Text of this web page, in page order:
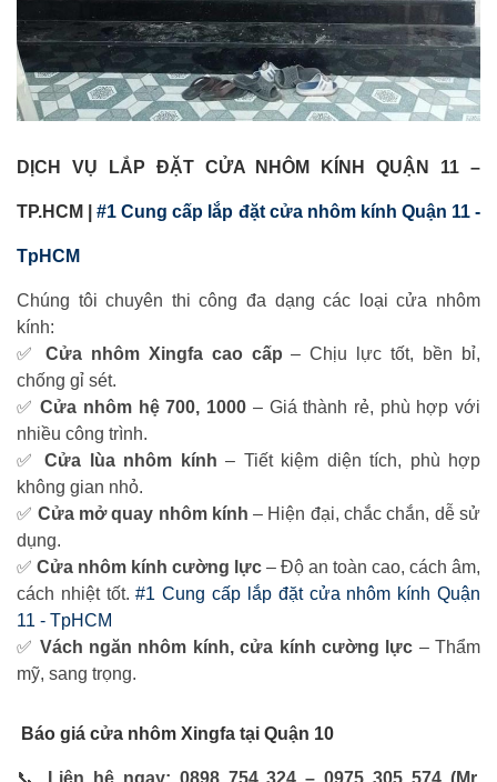
DỊCH VỤ LẮP ĐẶT CỬA NHÔM KÍNH QUẬN 11 –
TP.HCM |#1 Cung cấp lắp đặt cửa nhôm kính Quận 11 -
TpHCM
Chúng tôi chuyên thi công đa dạng các loại cửa nhôm
kính:
✅ Cửa nhôm Xingfa cao cấp – Chịu lực tốt, bền bỉ,
chống gỉ sét.
✅Cửa nhôm hệ 700, 1000 – Giá thành rẻ, phù hợp với
nhiều công trình.
✅ Cửa lùa nhôm kính – Tiết kiệm diện tích, phù hợp
không gian nhỏ.
✅ Cửa mở quay nhôm kính – Hiện đại, chắc chắn, dễ sử
dụng.
✅ Cửa nhôm kính cường lực – Độ an toàn cao, cách âm,
cách nhiệt tốt.#1 Cung cấp lắp đặt cửa nhôm kính Quận
11 - TpHCM
✅ Vách ngăn nhôm kính, cửa kính cường lực – Thẩm
mỹ, sang trọng.
Báo giá cửa nhôm Xingfa tại Quận 10
📞 Liên hệ ngay: 0898 754 324 – 0975 305 574 (Mr.